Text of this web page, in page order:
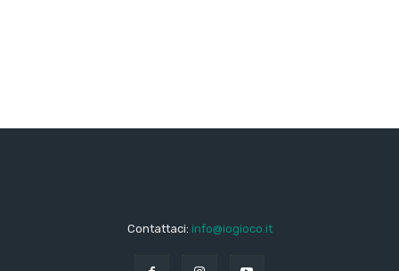
Contattaci: info@iogioco.it